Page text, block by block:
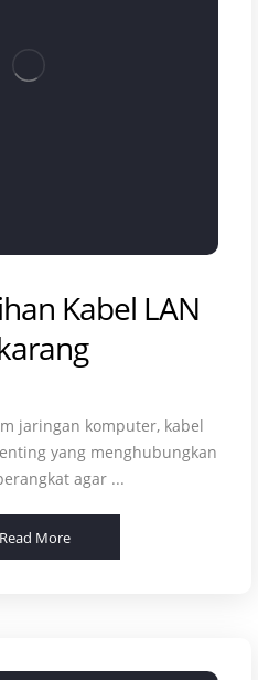
Kabel LAN
jaringan komputer, kabel
yang menghubungkan
agar ...
Read More